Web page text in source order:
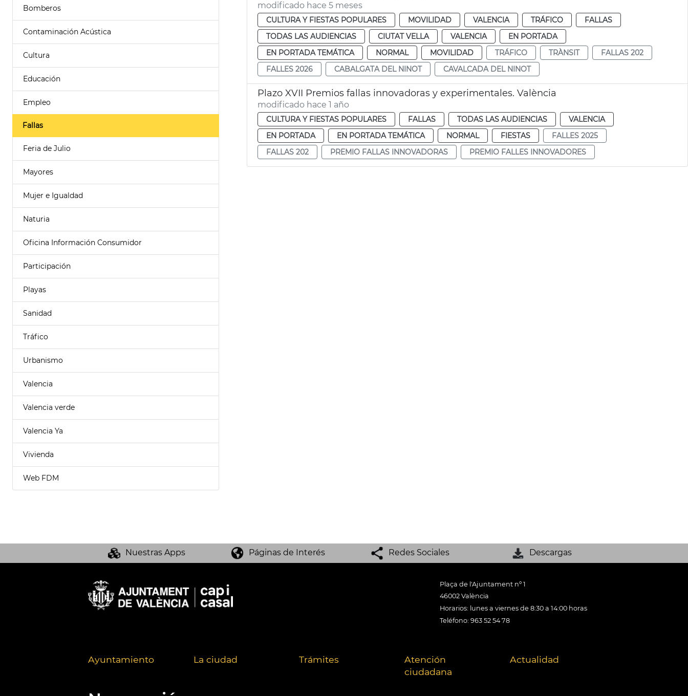
Bomberos
Contaminación Acústica
Cultura
Educación
Empleo
Fallas
Feria de Julio
Mayores
Mujer e Igualdad
Naturia
Oficina Información Consumidor
Participación
Playas
Sanidad
Tráfico
Urbanismo
Valencia
Valencia verde
Valencia Ya
Vivienda
Web FDM
modificado hace 5 meses
CULTURA Y FIESTAS POPULARES MOVILIDAD VALENCIA TRÁFICO
FALLAS
TODAS LAS AUDIENCIAS
CIUTAT VELLA VALENCIA
EN PORTADA
EN PORTADA TEMÁTICA
NORMAL MOVILIDAD TRÁFICO TRÀNSIT
FALLAS 202
FALLES 2026
CABALGATA DEL NINOT CAVALCADA DEL NINOT
Plazo XVII Premios fallas innovadoras y experimentales. València
modificado hace 1 año
CULTURA Y FIESTAS POPULARES FALLAS TODAS LAS AUDIENCIAS
VALENCIA
EN PORTADA
EN PORTADA TEMÁTICA NORMAL FIESTAS
FALLES 2025
FALLAS 202
PREMIO FALLAS INNOVADORAS PREMIO FALLES INNOVADORES
Nuestras Apps Páginas de Interés Redes Sociales Descargas
Plaça de l'Ajuntament nº 1
46002 València
Horarios: lunes a viernes de 8:30 a 14:00 horas
Teléfono: 963 52 54 78
Ayuntamiento La ciudad Trámites
Atención
ciudadana
Actualidad